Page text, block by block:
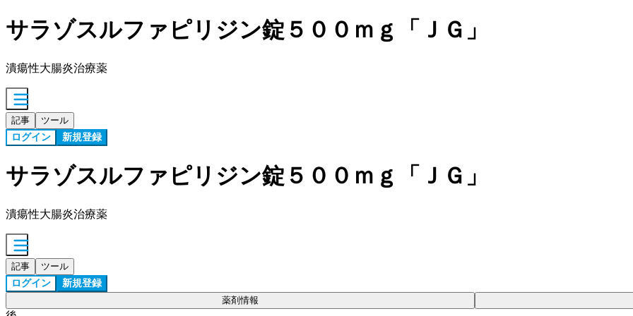
サラゾスルファピリジン錠５００ｍｇ「ＪＧ」
潰瘍性大腸炎治療薬
記事 ツール
ログイン 新規登録
サラゾスルファピリジン錠５００ｍｇ「ＪＧ」
潰瘍性大腸炎治療薬
記事 ツール
ログイン 新規登録
薬剤情報